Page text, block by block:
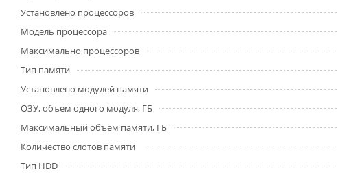
Установлено процессоров
Модель процессора
Максимально процессоров
Тип памяти
Установлено модулей памяти
ОЗУ, объем одного модуля, ГБ
Максимальный объем памяти, ГБ
Количество слотов памяти
Тип HDD